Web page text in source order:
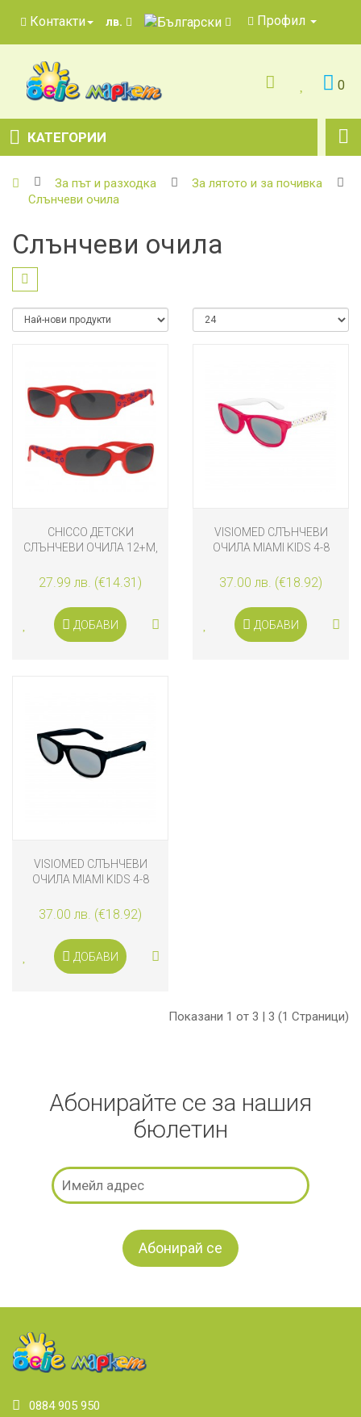
Контакти лв. Профил
0
КАТЕГОРИИ
За път и разходка
За лятото и за почивка
Слънчеви очила
Слънчеви очила
CHICCO ДЕТСКИ
СЛЪНЧЕВИ ОЧИЛА 12+М,
27.99 лв. (€14.31)
ДОБАВИ
VISIOMED СЛЪНЧЕВИ
ОЧИЛА MIAMI KIDS 4-8
ТОЧКИ
37.00 лв. (€18.92)
ДОБАВИ
VISIOMED СЛЪНЧЕВИ
ОЧИЛА MIAMI KIDS 4-8
37.00 лв. (€18.92)
ДОБАВИ
Показани 1 от 3 | 3 (1 Страници)
Абонирайте се за нашия
бюлетин
0884 905 950